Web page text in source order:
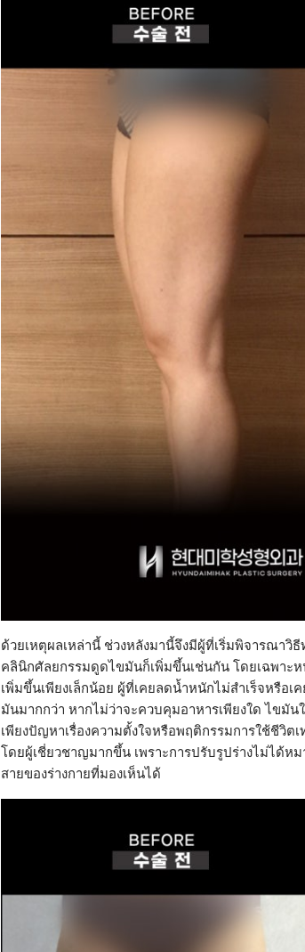
ด้วยเหตุผลเหล่านี้ ช่วงหลังมานี้จึงมีผู้ที่เริ่มพิจารณาวิ
คลินิกศัลยกรรมดูดไขมันก็เพิ่มขึ้นเช่นกัน โดยเฉพาะ
เพิ่มขึ้นเพียงเล็กน้อย ผู้ที่เคยลดน้ำหนักไม่สำเร็จหรื
มันมากกว่า หากไม่ว่าจะควบคุมอาหารเพียงใด ไขมัน
เพียงปัญหาเรื่องความตั้งใจหรือพฤติกรรมการใช้ชีวิ
โดยผู้เชี่ยวชาญมากขึ้น เพราะการปรับรูปร่างไม่ได้ห
สายของร่างกายที่มองเห็นได้